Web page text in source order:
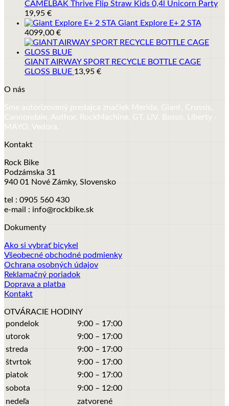
CAMELBAK Thrive Flip Straw Kids 0,4l Unicorn Party
19,95 €
Giant Explore E+ 2 STA
4099,00 €
GIANT AIRWAY SPORT RECYCLE BOTTLE CAGE
GLOSS BLUE 13,95 €
O nás
Sme autorizovaný predajca značiek Merida, Giant, Crussis,
Cannondale, Author, RockMachine, GT, LIV, Basso, Liberty -
MAYO, Vedora.
Kontakt
Rock Bike
Podzámska 31
940 01 Nové Zámky, Slovensko
tel : 0905 560 430
e-mail : info@rockbike.sk
Dokumenty
Ako si vybrať bicykel
Všeobecné obchodné podmienky
Ochrana osobných údajov
Reklamačný poriadok
Doprava a platba
Kontakt
OTVÁRACIE HODINY
pondelok
9:00 – 17:00
utorok
9:00 – 17:00
streda
9:00 – 17:00
štvrtok
9:00 – 17:00
piatok
9:00 – 17:00
sobota
9:00 – 12:00
nedeľa
zatvorené